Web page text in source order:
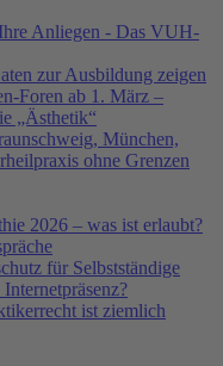
Anliegen - Das VUH-
zur Ausbildung zeigen
Foren ab 1. März –
„Ästhetik“
München,
ohne Grenzen
2026 – was ist erlaubt?
für Selbstständige
ist ziemlich